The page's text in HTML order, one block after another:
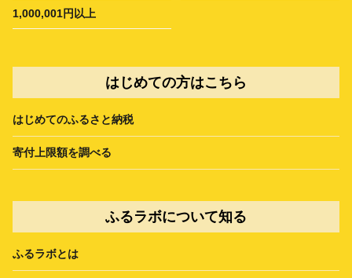
1,000,001円以上
はじめての方はこちら
はじめてのふるさと納税
寄付上限額を調べる
ふるラボについて知る
ふるラボとは